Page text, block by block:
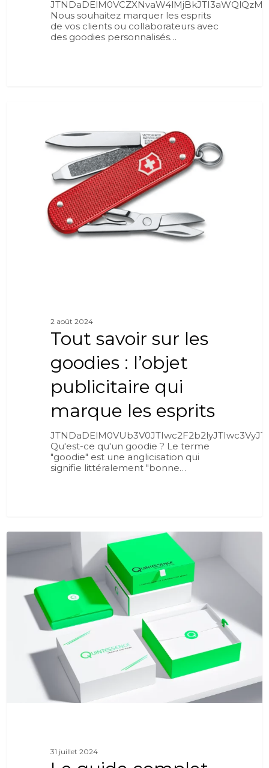
Nous souhaitez marquer les esprits
de vos clients ou collaborateurs avec
des goodies personnalisés…
2 août 2024
Tout savoir sur les
goodies : l’objet
publicitaire qui
marque les esprits
Qu'est-ce qu'un goodie ? Le terme
"goodie" est une anglicisation qui
signifie littéralement "bonne…
31 juillet 2024